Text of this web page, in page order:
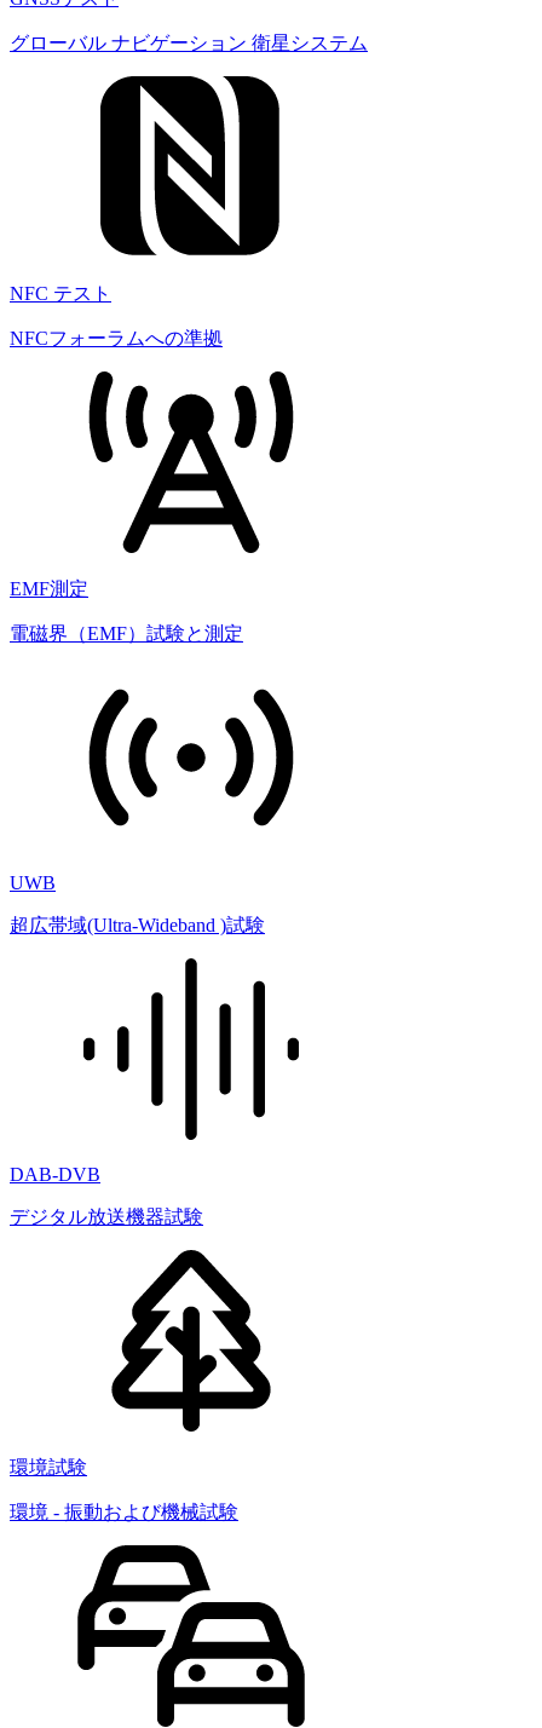
グローバル ナビゲーション 衛星システム
NFC テスト
NFCフォーラムへの準拠
EMF測定
電磁界（EMF）試験と測定
UWB
超広帯域(Ultra-Wideband )試験
DAB-DVB
デジタル放送機器試験
環境試験
環境 - 振動および機械試験